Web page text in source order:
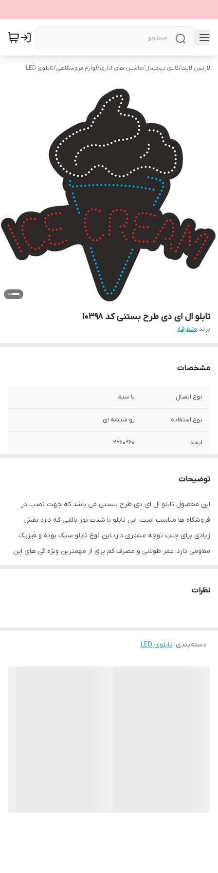
لاریس لایت/کالای دیجیتال/ماشین های اداری/لوازم فروشگاهی/تابلوی LED
تابلو ال ای دی طرح بستنی کد 10398
برند:متفرقه
مشخصات
نوع اتصال با سیم
نوع استفاده رو شیشه ای
ابعاد 60*60*2
توضیحات
این محصول تابلو ال ای دی طرح بستنی می باشد که جهت نصب در
فروشگاه ها مناسب است. این تابلو با شدت نور بالایی که دارد نقش
زیادی برای جلب توجه مشتری دارد.این نوع تابلو سبک بوده و فیزیک
مقاومی دارد. عمر طولانی و مصرف کم برق از مهمترین ویژه گی های این
تابلو می تواند در هر موقعیتی که لازم باشد آویز شود و یا تکیه داده
باشیم. با شدت نور بالا این تابلو روز دید است و بر خلاف نمونه های دیگر
نظرات
دسته‌بندی: تابلوی LED